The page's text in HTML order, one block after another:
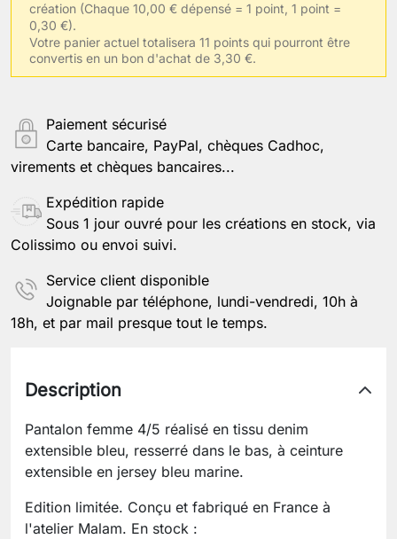
Enregistrer la personnalisation
création (Chaque 10,00 € dépensé = 1 point, 1 point =
0,30 €).
Votre panier actuel totalisera 11 points qui pourront être
convertis en un bon d'achat de 3,30 €.
Paiement sécurisé
Carte bancaire, PayPal, chèques Cadhoc,
virements et chèques bancaires...
Expédition rapide
Sous 1 jour ouvré pour les créations en stock, via
Colissimo ou envoi suivi.
Service client disponible
Joignable par téléphone, lundi-vendredi, 10h à
18h, et par mail presque tout le temps.
Description
Pantalon femme 4/5 réalisé en tissu denim
extensible bleu, resserré dans le bas, à ceinture
extensible en jersey bleu marine.
Edition limitée. Conçu et fabriqué en France à
l'atelier Malam. En stock :